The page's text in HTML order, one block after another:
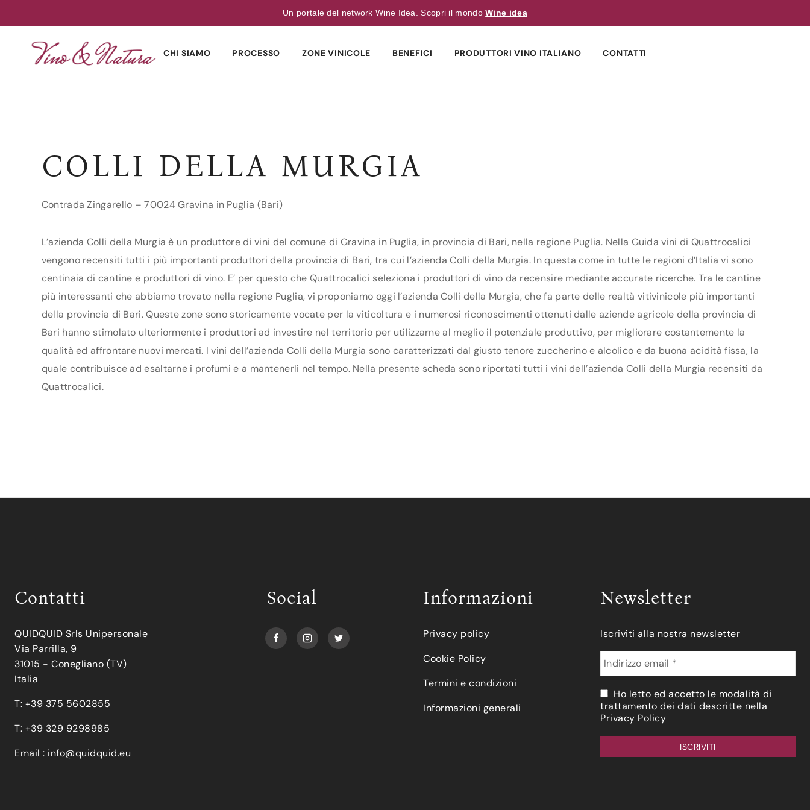
Un portale del network Wine Idea. Scopri il mondoWine idea
CHI SIAMO PROCESSO ZONE VINICOLE BENEFICI PRODUTTORI VINO ITALIANO CONTATTI
COLLI DELLA MURGIA
Contrada Zingarello – 70024 Gravina in Puglia (Bari)
L’azienda Colli della Murgia è un produttore di vini del comune di Gravina in Puglia, in provincia di Bari, nella regione Puglia. Nella Guida vini di Quattrocalici
vengono recensiti tutti i più importanti produttori della provincia di Bari, tra cui l’azienda Colli della Murgia. In questa come in tutte le regioni d’Italia vi sono
centinaia di cantine e produttori di vino. E’ per questo che Quattrocalici seleziona i produttori di vino da recensire mediante accurate ricerche. Tra le cantine
più interessanti che abbiamo trovato nella regione Puglia, vi proponiamo oggi l’azienda Colli della Murgia, che fa parte delle realtà vitivinicole più importanti
della provincia di Bari. Queste zone sono storicamente vocate per la viticoltura e i numerosi riconoscimenti ottenuti dalle aziende agricole della provincia di
Bari hanno stimolato ulteriormente i produttori ad investire nel territorio per utilizzarne al meglio il potenziale produttivo, per migliorare costantemente la
qualità ed affrontare nuovi mercati. I vini dell’azienda Colli della Murgia sono caratterizzati dal giusto tenore zuccherino e alcolico e da buona acidità fissa, la
quale contribuisce ad esaltarne i profumi e a mantenerli nel tempo. Nella presente scheda sono riportati tutti i vini dell’azienda Colli della Murgia recensiti da
Quattrocalici.
Contatti
QUIDQUID Srls Unipersonale
Via Parrilla, 9
31015 - Conegliano (TV)
Italia
T: +39 375 5602855
T: +39 329 9298985
Email : info@quidquid.eu
Social Informazioni
Privacy policy
Cookie Policy
Termini e condizioni
Informazioni generali
Newsletter
Iscriviti alla nostra newsletter
Ho letto ed accetto le modalità di
trattamento dei dati descritte nella
Privacy Policy